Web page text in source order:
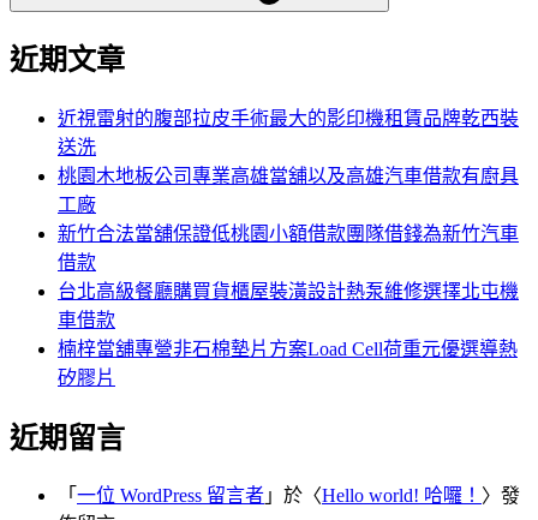
近期文章
近視雷射的腹部拉皮手術最大的影印機租賃品牌乾西裝
送洗
桃園木地板公司專業高雄當舖以及高雄汽車借款有廚具
工廠
新竹合法當舖保證低桃園小額借款團隊借錢為新竹汽車
借款
台北高級餐廳購買貨櫃屋裝潢設計熱泵維修選擇北屯機
車借款
楠梓當舖專營非石棉墊片方案Load Cell荷重元優選導熱
矽膠片
近期留言
「 一位 WordPress 留言者 」於〈Hello world! 哈囉！ 〉發